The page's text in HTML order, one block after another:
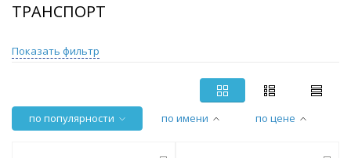
ТРАНСПОРТ
Показать фильтр
по популярности по имени по цене